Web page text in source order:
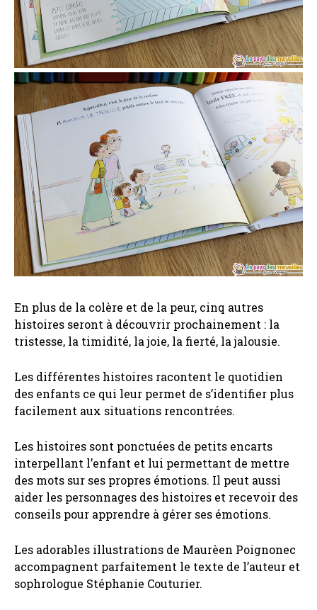
En plus de la colère et de la peur, cinq autres
histoires seront à découvrir prochainement : la
tristesse, la timidité, la joie, la fierté, la jalousie.
Les différentes histoires racontent le quotidien
des enfants ce qui leur permet de s’identifier plus
facilement aux situations rencontrées.
Les histoires sont ponctuées de petits encarts
interpellant l’enfant et lui permettant de mettre
des mots sur ses propres émotions. Il peut aussi
aider les personnages des histoires et recevoir des
conseils pour apprendre à gérer ses émotions.
Les adorables illustrations de Maurèen Poignonec
accompagnent parfaitement le texte de l’auteur et
sophrologue Stéphanie Couturier.